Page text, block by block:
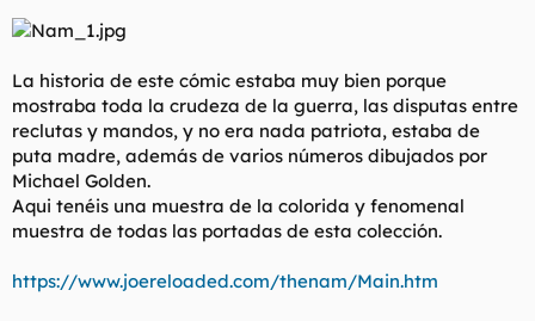
e
a
La historia de este cómic estaba muy bien porque
mostraba toda la crudeza de la guerra, las disputas entre
reclutas y mandos, y no era nada patriota, estaba de
puta madre, además de varios números dibujados por
Michael Golden.
Aqui tenéis una muestra de la colorida y fenomenal
muestra de todas las portadas de esta colección.
https://www.joereloaded.com/thenam/Main.htm